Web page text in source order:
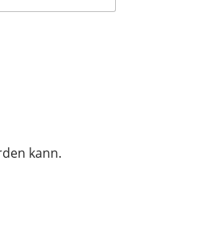
kann.